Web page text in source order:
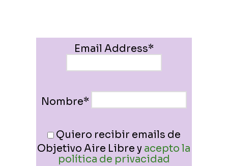
Email Address*
Nombre*
Quiero recibir emails de
Objetivo Aire Libre y acepto la
política de privacidad